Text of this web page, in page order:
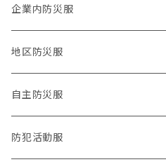
タクティカル系
医療系
公職バックアップ系
防犯・防災警戒系
企業内防災服
地区防災服
自主防災服
防犯活動服